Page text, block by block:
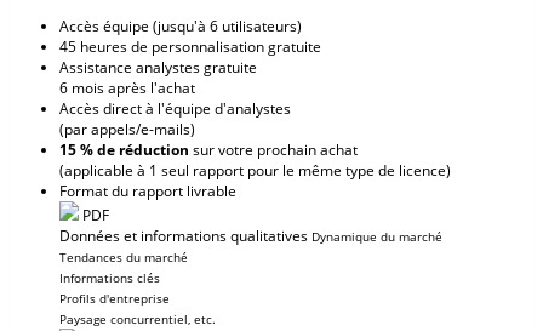
Accès équipe (jusqu'à 6 utilisateurs)
45 heures de personnalisation gratuite
Assistance analystes gratuite
6 mois après l'achat
Accès direct à l'équipe d'analystes
(par appels/e-mails)
15 % de réduction sur votre prochain achat
(applicable à 1 seul rapport pour le même type de licence)
Format du rapport livrable
PDF
Données et informations qualitatives Dynamique du marché
Tendances du marché
Informations clés
Profils d'entreprise
Paysage concurrentiel, etc.